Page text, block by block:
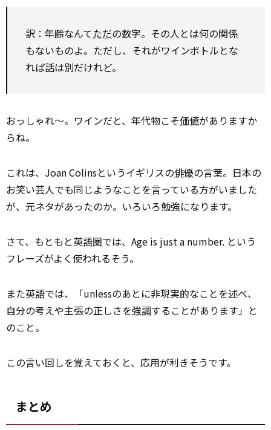
訳：年齢なんてただの数字。その人とは何の関係
もないものよ。ただし、それがワインボトルとな
れば話は別だけれど。
おっしゃれ～。ワインだと、年代物こそ価値がありますか
らね。
これは、Joan Colinsというイギリスの俳優の言葉。日本の
お笑い芸人でも同じようなことを言っている方がいました
が、元ネタがあったのか。いろいろ勉強になります。
さて、もともと英語圏では、Age is justa number. という
フレーズがよく使われるそう。
また英語では、「unlessのあとに非現実的なことを述べ、
自分の考えや主張の正しさを強調することがあります」と
のこと。
この言い回しを覚えておくと、応用が利きそうです。
まとめ